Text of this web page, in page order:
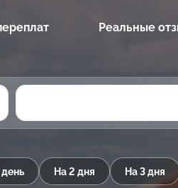
Реальные
день На 2 дня На 3 дня